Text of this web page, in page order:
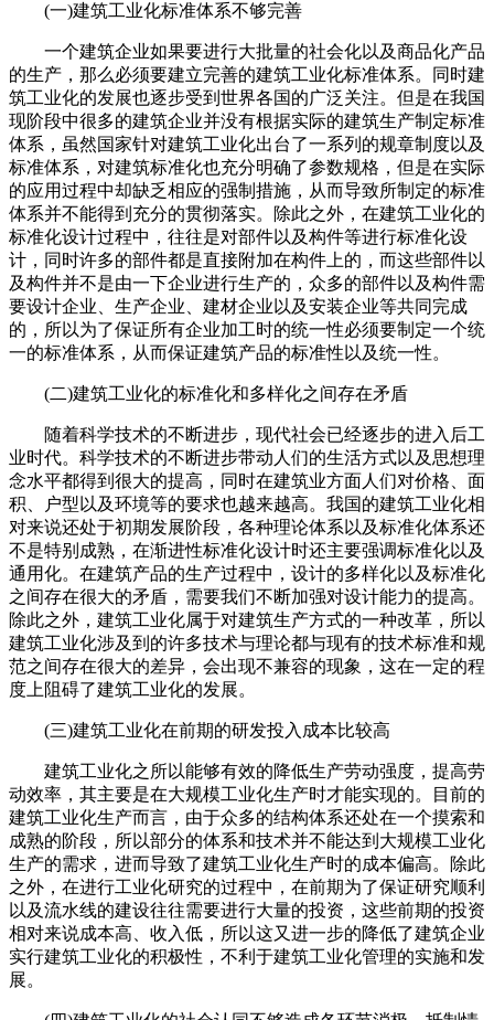
(一)建筑工业化标准体系不够完善
一个建筑企业如果要进行大批量的社会化以及商品化产品
的生产，那么必须要建立完善的建筑工业化标准体系。同时建
筑工业化的发展也逐步受到世界各国的广泛关注。但是在我国
现阶段中很多的建筑企业并没有根据实际的建筑生产制定标准
体系，虽然国家针对建筑工业化出台了一系列的规章制度以及
标准体系，对建筑标准化也充分明确了参数规格，但是在实际
的应用过程中却缺乏相应的强制措施，从而导致所制定的标准
体系并不能得到充分的贯彻落实。除此之外，在建筑工业化的
标准化设计过程中，往往是对部件以及构件等进行标准化设
计，同时许多的部件都是直接附加在构件上的，而这些部件以
及构件并不是由一下企业进行生产的，众多的部件以及构件需
要设计企业、生产企业、建材企业以及安装企业等共同完成
的，所以为了保证所有企业加工时的统一性必须要制定一个统
一的标准体系，从而保证建筑产品的标准性以及统一性。
(二)建筑工业化的标准化和多样化之间存在矛盾
随着科学技术的不断进步，现代社会已经逐步的进入后工
业时代。科学技术的不断进步带动人们的生活方式以及思想理
念水平都得到很大的提高，同时在建筑业方面人们对价格、面
积、户型以及环境等的要求也越来越高。我国的建筑工业化相
对来说还处于初期发展阶段，各种理论体系以及标准化体系还
不是特别成熟，在渐进性标准化设计时还主要强调标准化以及
通用化。在建筑产品的生产过程中，设计的多样化以及标准化
之间存在很大的矛盾，需要我们不断加强对设计能力的提高。
除此之外，建筑工业化属于对建筑生产方式的一种改革，所以
建筑工业化涉及到的许多技术与理论都与现有的技术标准和规
范之间存在很大的差异，会出现不兼容的现象，这在一定的程
度上阻碍了建筑工业化的发展。
(三)建筑工业化在前期的研发投入成本比较高
建筑工业化之所以能够有效的降低生产劳动强度，提高劳
动效率，其主要是在大规模工业化生产时才能实现的。目前的
建筑工业化生产而言，由于众多的结构体系还处在一个摸索和
成熟的阶段，所以部分的体系和技术并不能达到大规模工业化
生产的需求，进而导致了建筑工业化生产时的成本偏高。除此
之外，在进行工业化研究的过程中，在前期为了保证研究顺利
以及流水线的建设往往需要进行大量的投资，这些前期的投资
相对来说成本高、收入低，所以这又进一步的降低了建筑企业
实行建筑工业化的积极性，不利于建筑工业化管理的实施和发
展。